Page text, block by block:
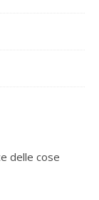
delle cose